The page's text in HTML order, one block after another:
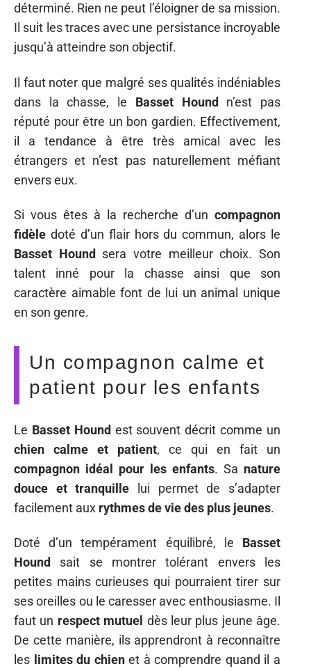
déterminé. Rien ne peut l’éloigner de sa mission.
Il suit les traces avec une persistance incroyable
jusqu’à atteindre son objectif.
Il faut noter que malgré ses qualités indéniables
dans la chasse, le Basset Houndn’est pas
réputé pour être un bon gardien. Effectivement,
il a tendance à être très amical avec les
étrangers et n’est pas naturellement méfiant
envers eux.
Si vous êtes à la recherche d’un compagnon
fidèle doté d’un flair hors du commun, alors le
Basset Hound
sera votre meilleur choix. Son
talent inné pour la chasse ainsi que son
caractère aimable font de lui un animal unique
en son genre.
Un compagnon calme et
patient pour les enfants
Le Basset Houndest souvent décrit comme un
chien calme et patient, ce qui en fait un
compagnon idéal pour les enfants. Sa nature
douce et tranquille lui permet de s’adapter
facilement aux rythmes de vie des plus jeunes.
Doté d’un tempérament équilibré, le Basset
Hound
sait se montrer tolérant envers les
petites mains curieuses qui pourraient tirer sur
ses oreilles ou le caresser avec enthousiasme. Il
faut un respect mutuel dès leur plus jeune âge.
De cette manière, ils apprendront à reconnaître
les limites du chienet à comprendre quand il a